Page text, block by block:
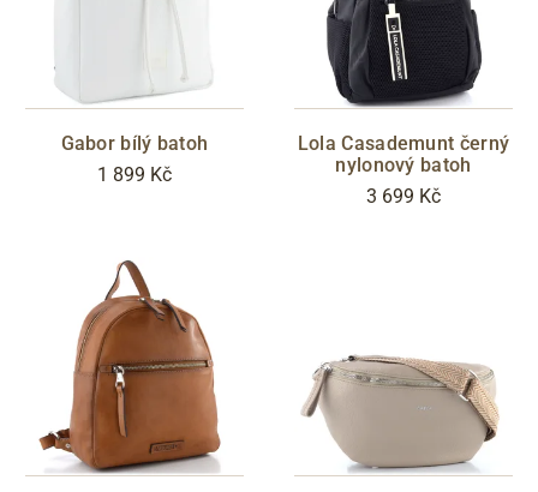
Filtrovat
Gabor bílý batoh
1 899 Kč
Lola Casademunt černý
nylonový batoh
3 699 Kč